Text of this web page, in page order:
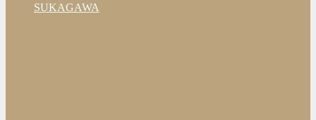
SUKAGAWA